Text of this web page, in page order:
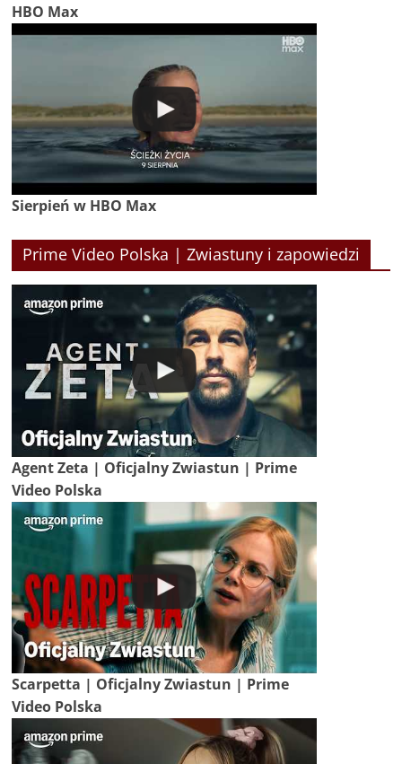
HBO Max
Sierpień w HBO Max
Prime Video Polska | Zwiastuny i zapowiedzi
Agent Zeta | Oficjalny Zwiastun | Prime
Video Polska
Scarpetta | Oficjalny Zwiastun | Prime
Video Polska